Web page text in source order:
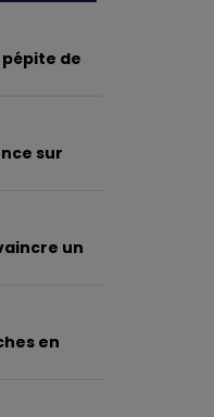
pépite de
sur
un
en